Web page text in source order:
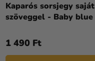
Kaparós sorsjegy saját
szöveggel - Baby blue
1 490 Ft